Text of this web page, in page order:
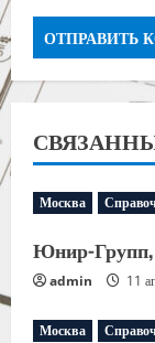
Москва
Юнир-Групп,
admin 11
Москва